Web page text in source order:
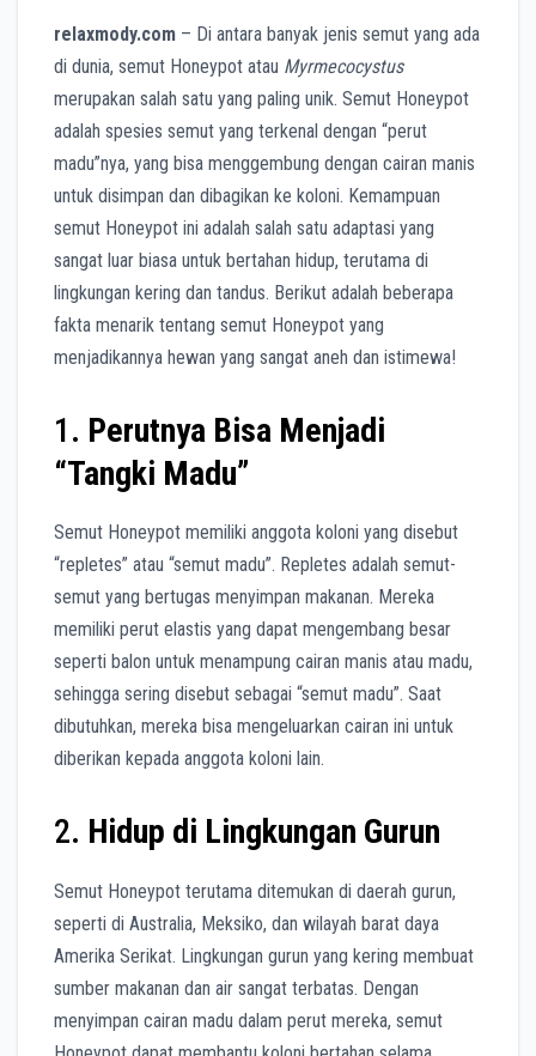
relaxmody.com – Di antara banyak jenis semut yang ada
di dunia, semut Honeypot atau Myrmecocystus
merupakan salah satu yang paling unik. Semut Honeypot
adalah spesies semut yang terkenal dengan “perut
madu”nya, yang bisa menggembung dengan cairan manis
untuk disimpan dan dibagikan ke koloni. Kemampuan
semut Honeypot ini adalah salah satu adaptasi yang
sangat luar biasa untuk bertahan hidup, terutama di
lingkungan kering dan tandus. Berikut adalah beberapa
fakta menarik tentang semut Honeypot yang
menjadikannya hewan yang sangat aneh dan istimewa!
1. Perutnya Bisa Menjadi
“Tangki Madu”
Semut Honeypot memiliki anggota koloni yang disebut
“repletes” atau “semut madu”. Repletes adalah semut-
semut yang bertugas menyimpan makanan. Mereka
memiliki perut elastis yang dapat mengembang besar
seperti balon untuk menampung cairan manis atau madu,
sehingga sering disebut sebagai “semut madu”. Saat
dibutuhkan, mereka bisa mengeluarkan cairan ini untuk
diberikan kepada anggota koloni lain.
2. Hidup di Lingkungan Gurun
Semut Honeypot terutama ditemukan di daerah gurun,
seperti di Australia, Meksiko, dan wilayah barat daya
Amerika Serikat. Lingkungan gurun yang kering membuat
sumber makanan dan air sangat terbatas. Dengan
menyimpan cairan madu dalam perut mereka, semut